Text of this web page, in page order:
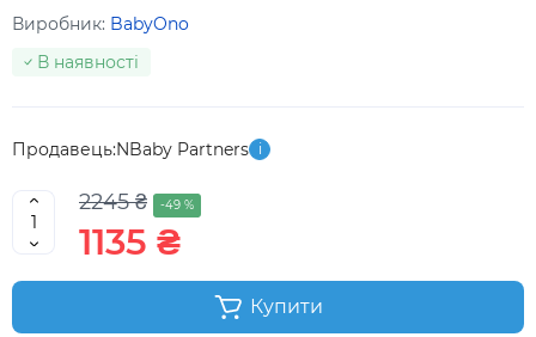
Виробник: BabyOno
В наявності
Продавець:NBaby Partners i
2245 ₴ -49 %
1135 ₴
Купити